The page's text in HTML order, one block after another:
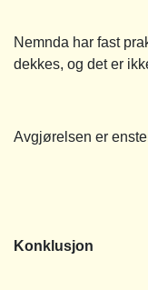
Nemnda har fast
dekkes, og det er
Avgjørelsen er
Konklusjon